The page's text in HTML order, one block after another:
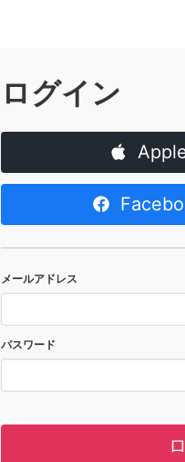
ログイン
メールアドレス
パスワード